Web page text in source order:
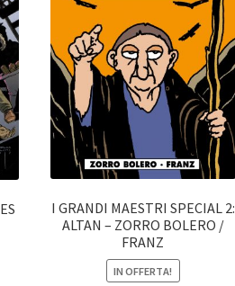
I GRANDI MAESTRI SPECIAL 2:
ALTAN – ZORRO BOLERO /
FRANZ
IN OFFERTA!